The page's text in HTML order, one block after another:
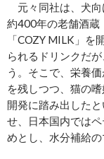
元々同社は、犬向
約400年の老舗酒蔵
「COZY MILK」を
られるドリンクだ
う。そこで、栄養
を残しつつ、猫の
開発に踏み出した
せ、日本国内では
めとし、水分補給の